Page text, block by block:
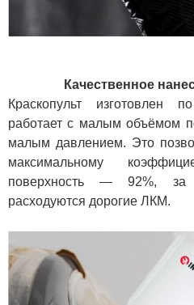
Качественное
Краскопульт изготовлен
работает с малым объёмом
малым давлением. Это
максимальному
поверхность — 92%, за
расходуются дорогие ЛКМ.